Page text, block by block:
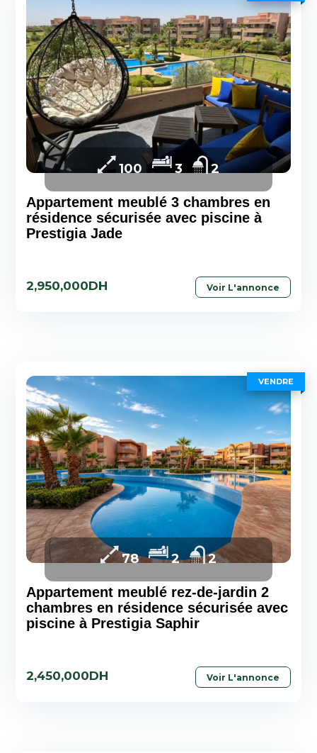
Appartement meublé 3 chambres en
résidence sécurisée avec piscine à
Prestigia Jade
2,950,000DH Voir L'annonce
100 3 2
VENDRE
Appartement meublé rez-de-jardin 2
chambres en résidence sécurisée avec
piscine à Prestigia Saphir
2,450,000DH Voir L'annonce
78 2 2